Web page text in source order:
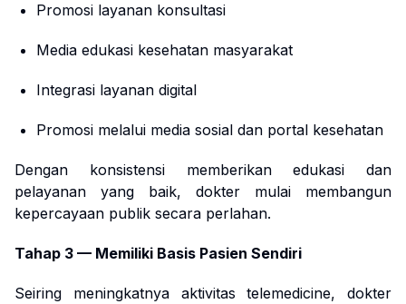
Promosi layanan konsultasi
Media edukasi kesehatan masyarakat
Integrasi layanan digital
Promosi melalui media sosial dan portal kesehatan
Dengan konsistensi memberikan edukasi dan
pelayanan yang baik, dokter mulai membangun
kepercayaan publik secara perlahan.
Tahap 3 — Memiliki Basis Pasien Sendiri
Seiring meningkatnya aktivitas telemedicine, dokter